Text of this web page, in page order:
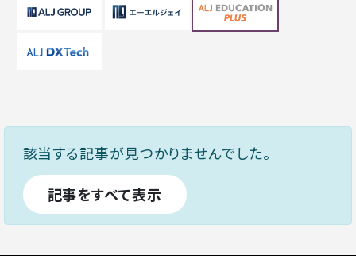
該当する記事が見つかりませんでした。
記事をすべて表示